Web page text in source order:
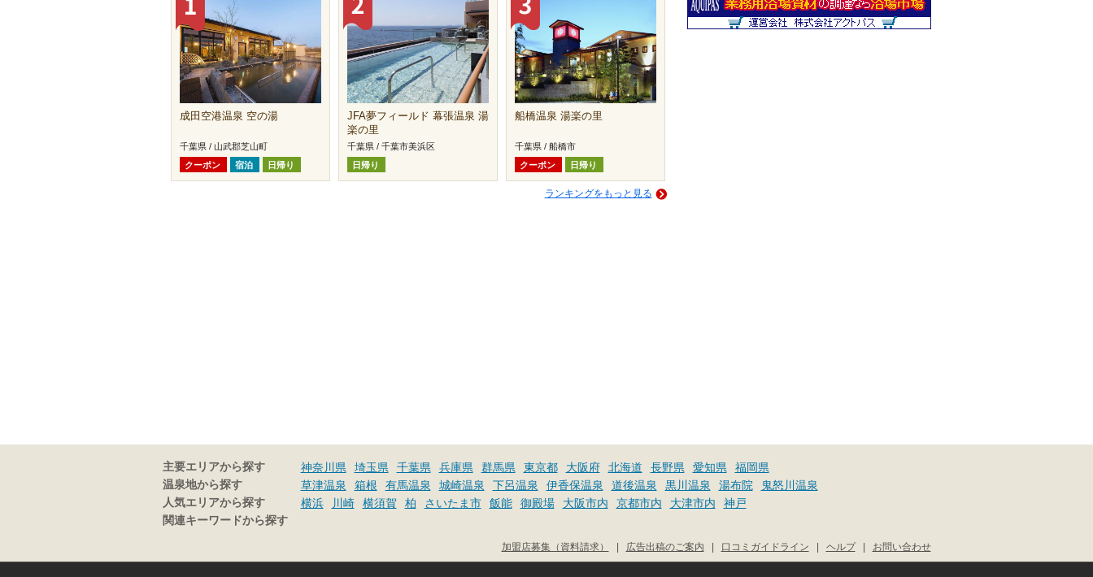
成田空港温泉 空の湯
千葉県 / 山武郡芝山町
クーポン
宿泊 日帰り
JFA夢フィールド 幕張温泉 湯
楽の里
千葉県 / 千葉市美浜区
日帰り
船橋温泉 湯楽の里
千葉県 / 船橋市
クーポン
日帰り
ランキングをもっと見る
主要エリアから探す 神奈川県 埼玉県 千葉県 兵庫県 群馬県 東京都 大阪府 北海道 長野県 愛知県 福岡県
温泉地から探す 草津温泉 箱根 有馬温泉 城崎温泉 下呂温泉 伊香保温泉 道後温泉 黒川温泉 湯布院 鬼怒川温泉
人気エリアから探す 横浜 川崎 横須賀 柏 さいたま市 飯能 御殿場 大阪市内 京都市内 大津市内 神戸
関連キーワードから探す
お問い合わせ
|
ヘルプ
|
口コミガイドライン
|
広告出稿のご案内
|
加盟店募集（資料請求）